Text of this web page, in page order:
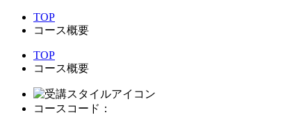
TOP
コース概要
TOP
コース概要
コースコード：